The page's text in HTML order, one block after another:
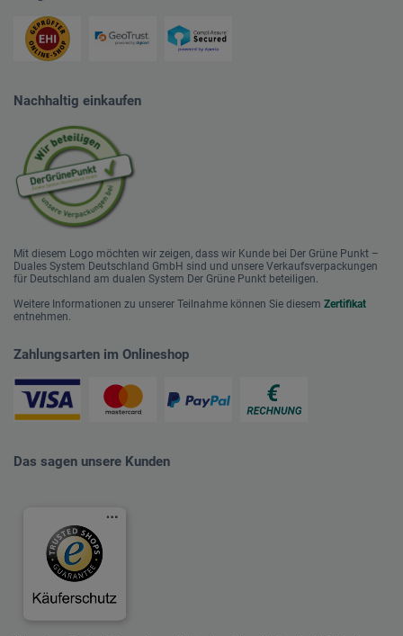
Nachhaltig einkaufen
Mit diesem Logo möchten wir zeigen, dass wir Kunde bei Der Grüne Punkt –
Duales System Deutschland GmbH sind und unsere Verkaufsverpackungen
für Deutschland am dualen System Der Grüne Punkt beteiligen.
Weitere Informationen zu unserer Teilnahme können Sie diesem Zertifikat
entnehmen.
Zahlungsarten im Onlineshop
Das sagen unsere Kunden